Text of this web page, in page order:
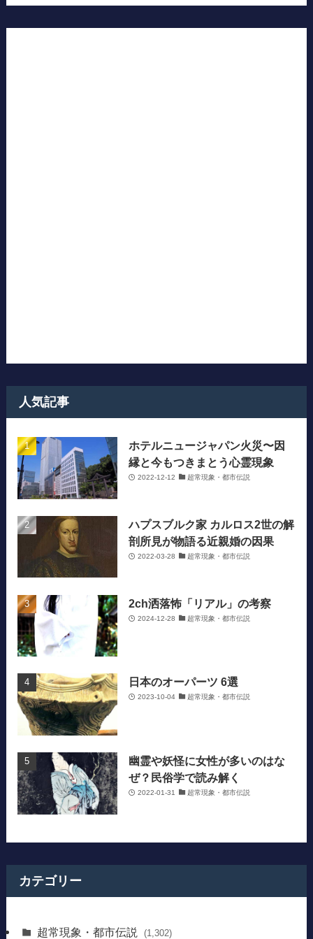
人気記事
ホテルニュージャパン火災〜因
縁と今もつきまとう心霊現象
2022-12-12 超常現象・都市伝説
ハプスブルク家 カルロス2世の解
剖所見が物語る近親婚の因果
2022-03-28 超常現象・都市伝説
2ch洒落怖「リアル」の考察
2024-12-28 超常現象・都市伝説
日本のオーパーツ 6選
2023-10-04 超常現象・都市伝説
幽霊や妖怪に女性が多いのはな
ぜ？民俗学で読み解く
2022-01-31 超常現象・都市伝説
カテゴリー
超常現象・都市伝説 (1,302)